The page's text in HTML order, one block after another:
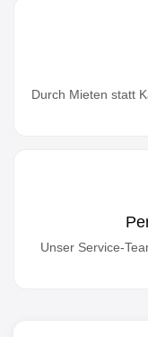
Durch Mieten statt
Unser Service-